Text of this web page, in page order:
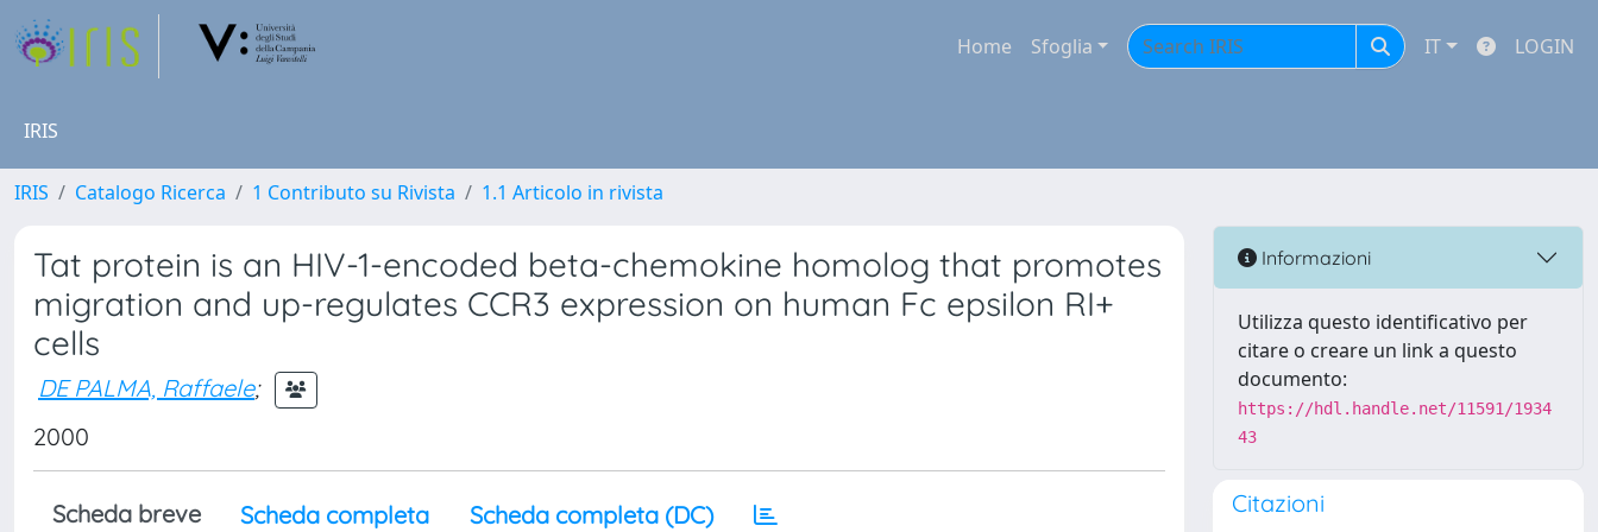
Home Sfoglia IT LOGIN
IRIS
IRIS Catalogo Ricerca 1 Contributo su Rivista 1.1 Articolo in rivista
Tat protein is an HIV-1-encoded beta-chemokine homolog that promotes
migration and up-regulates CCR3 expression on human Fc epsilon RI+
cells
DE PALMA, Raffaele;
2000
Scheda breve Scheda completa Scheda completa (DC)
Informazioni
Utilizza questo identificativo per
citare o creare un link a questo
documento:
https://hdl.handle.net/11591/1934
43
Citazioni